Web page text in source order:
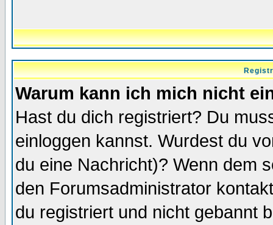
Warum kann ich mich nicht
Hast du dich registriert? Du
einloggen kannst. Wurdest du
du eine Nachricht)? Wenn dem
den Forumsadministrator
du registriert und nicht gebannt